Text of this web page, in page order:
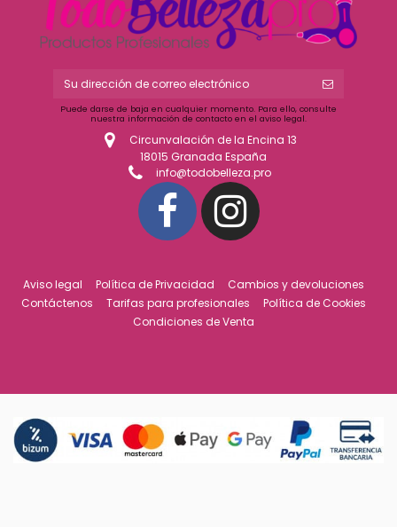
Puede darse de baja en cualquier momento. Para ello, consulte
nuestra información de contacto en el aviso legal.
Circunvalación de la Encina 13
18015 Granada España
info@todobelleza.pro
Aviso legal Política de Privacidad
Cambios y devoluciones
Contáctenos
Tarifas para profesionales
Política de Cookies
Condiciones de Venta